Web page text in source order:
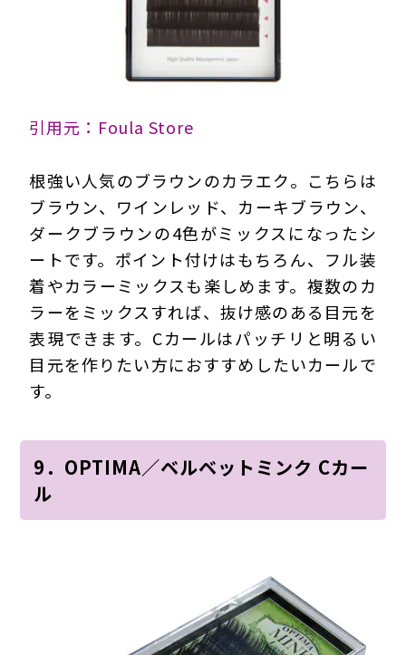
引用元：Foula Store
根強い人気のブラウンのカラエク。こちらは
ブラウン、ワインレッド、カーキブラウン、
ダークブラウンの4色がミックスになったシ
ートです。ポイント付けはもちろん、フル装
着やカラーミックスも楽しめます。複数のカ
ラーをミックスすれば、抜け感のある目元を
表現できます。Cカールはパッチリと明るい
目元を作りたい方におすすめしたいカールで
す。
9．OPTIMA／ベルベットミンク Cカー
ル